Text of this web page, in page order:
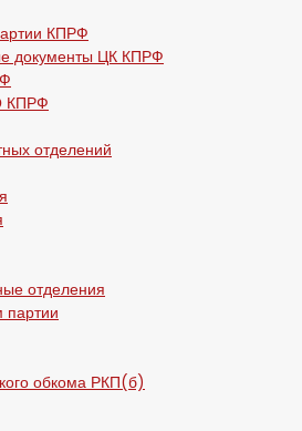
КПРФ
документы ЦК КПРФ
КПРФ
отделений
отделения
партии
обкома РКП(б)